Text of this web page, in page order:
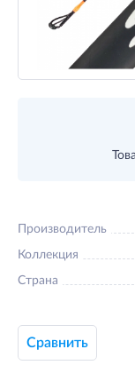
Производитель
Коллекция
Страна
Сравнить